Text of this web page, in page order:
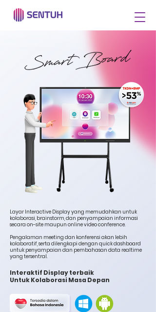
Layar Interactive Display yang memudahkan untuk
kolaborasi, brainstorm, dan penyampaian informasi
secara on-site maupun online video conference.
Pengalaman meeting dan konferensi akan lebih
kolaboratif, serta dilengkapi dengan quick dashboard
untuk penyampaian dan pembahasan data realtime
yang tersentral.
Interaktif Display terbaik
Untuk Kolaborasi Masa Depan